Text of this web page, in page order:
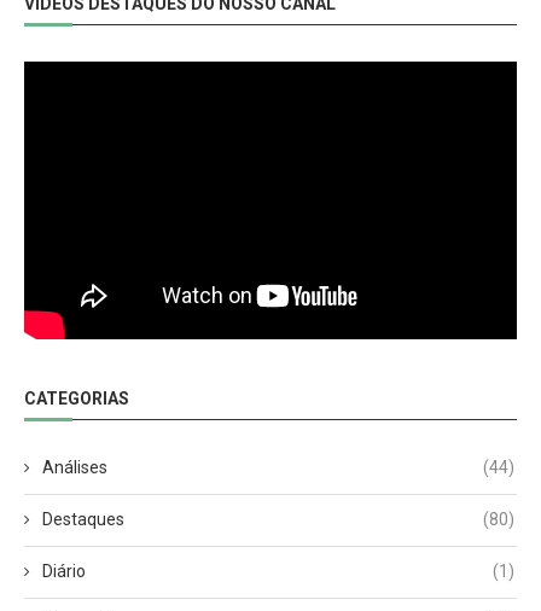
CATEGORIAS
Análises (44)
Destaques (80)
Diário (1)